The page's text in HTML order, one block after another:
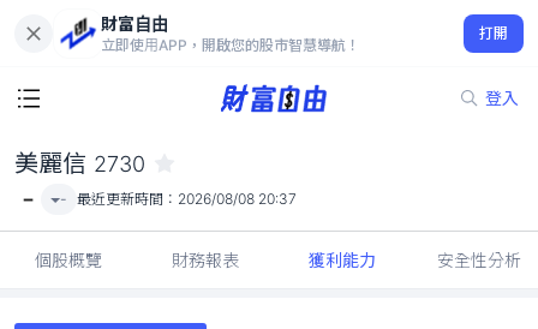
財富自由
立即使用APP，開啟您的股市智慧導航！
打開
登入
-
美麗信 2730
- - 最近更新時間： 2026/08/08 20:37
個股概覽 財務報表 獲利能力 安全性分析